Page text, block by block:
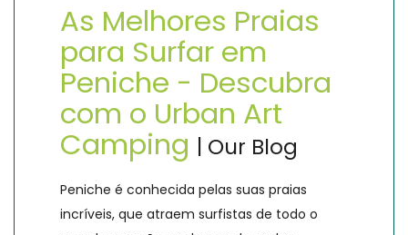
As Melhores Praias
para Surfar em
Peniche - Descubra
com o Urban Art
Camping | Our Blog
Peniche é conhecida pelas suas praias
incríveis, que atraem surfistas de todo o